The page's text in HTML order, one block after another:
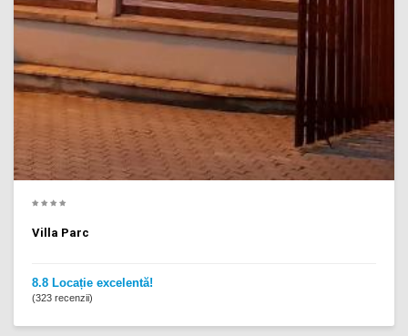
Villa Parc
8.8 Locație excelentă!
(323 recenzii)